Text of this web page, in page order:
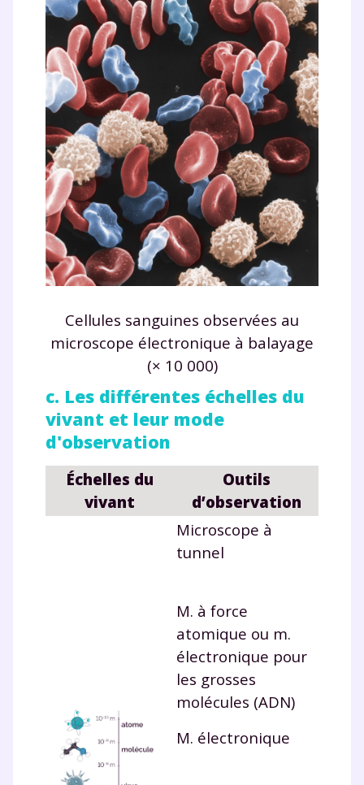
Cellules sanguines observées au
microscope électronique à balayage
(× 10 000)
c. Les différentes échelles du
vivant et leur mode
d'observation
Échelles du
vivant
Outils
d’observation
Microscope à
tunnel
M. à force
atomique ou m.
électronique pour
les grosses
molécules (ADN)
M. électronique